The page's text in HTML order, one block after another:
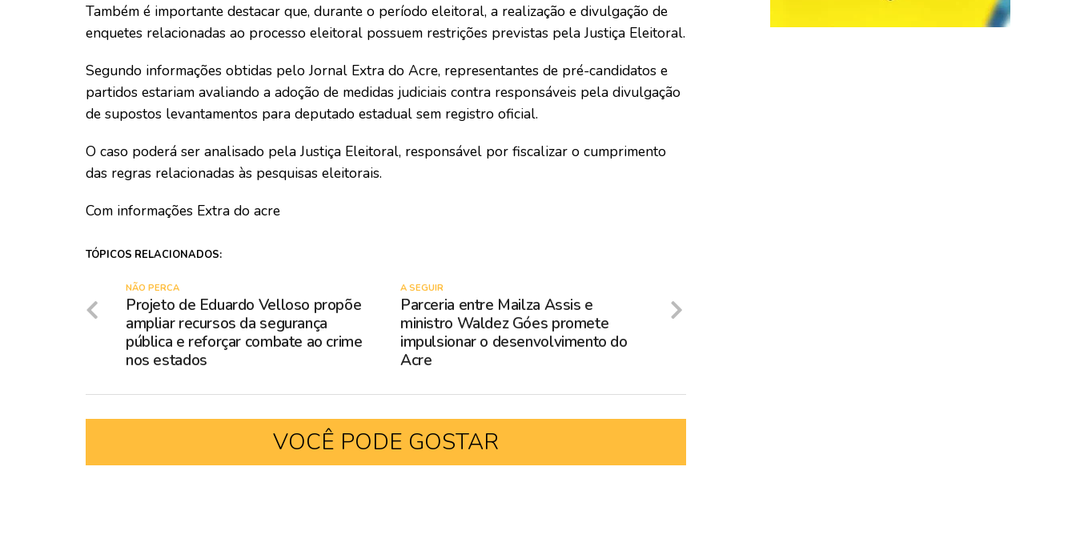
Também é importante destacar que, durante o período eleitoral, a realização e divulgação de
enquetes relacionadas ao processo eleitoral possuem restrições previstas pela Justiça Eleitoral.
Segundo informações obtidas pelo Jornal Extra do Acre, representantes de pré-candidatos e
partidos estariam avaliando a adoção de medidas judiciais contra responsáveis pela divulgação
de supostos levantamentos para deputado estadual sem registro oficial.
O caso poderá ser analisado pela Justiça Eleitoral, responsável por fiscalizar o cumprimento
das regras relacionadas às pesquisas eleitorais.
Com informações Extra do acre
TÓPICOS RELACIONADOS:
A SEGUIR
Parceria entre Mailza Assis e
ministro Waldez Góes promete
impulsionar o desenvolvimento do
Acre
NÃO PERCA
Projeto de Eduardo Velloso propõe
ampliar recursos da segurança
pública e reforçar combate ao crime
nos estados
VOCÊ PODE GOSTAR